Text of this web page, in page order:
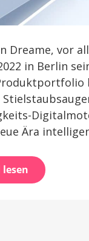
Dreame, vor
in Berlin
Ära